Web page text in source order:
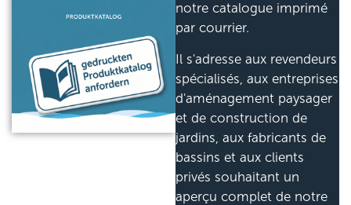
notre catalogue imprimé
par courrier.
Il s'adresse aux revendeurs
spécialisés, aux entreprises
d'aménagement paysager
et de construction de
jardins, aux fabricants de
bassins et aux clients
privés souhaitant un
aperçu complet de notre